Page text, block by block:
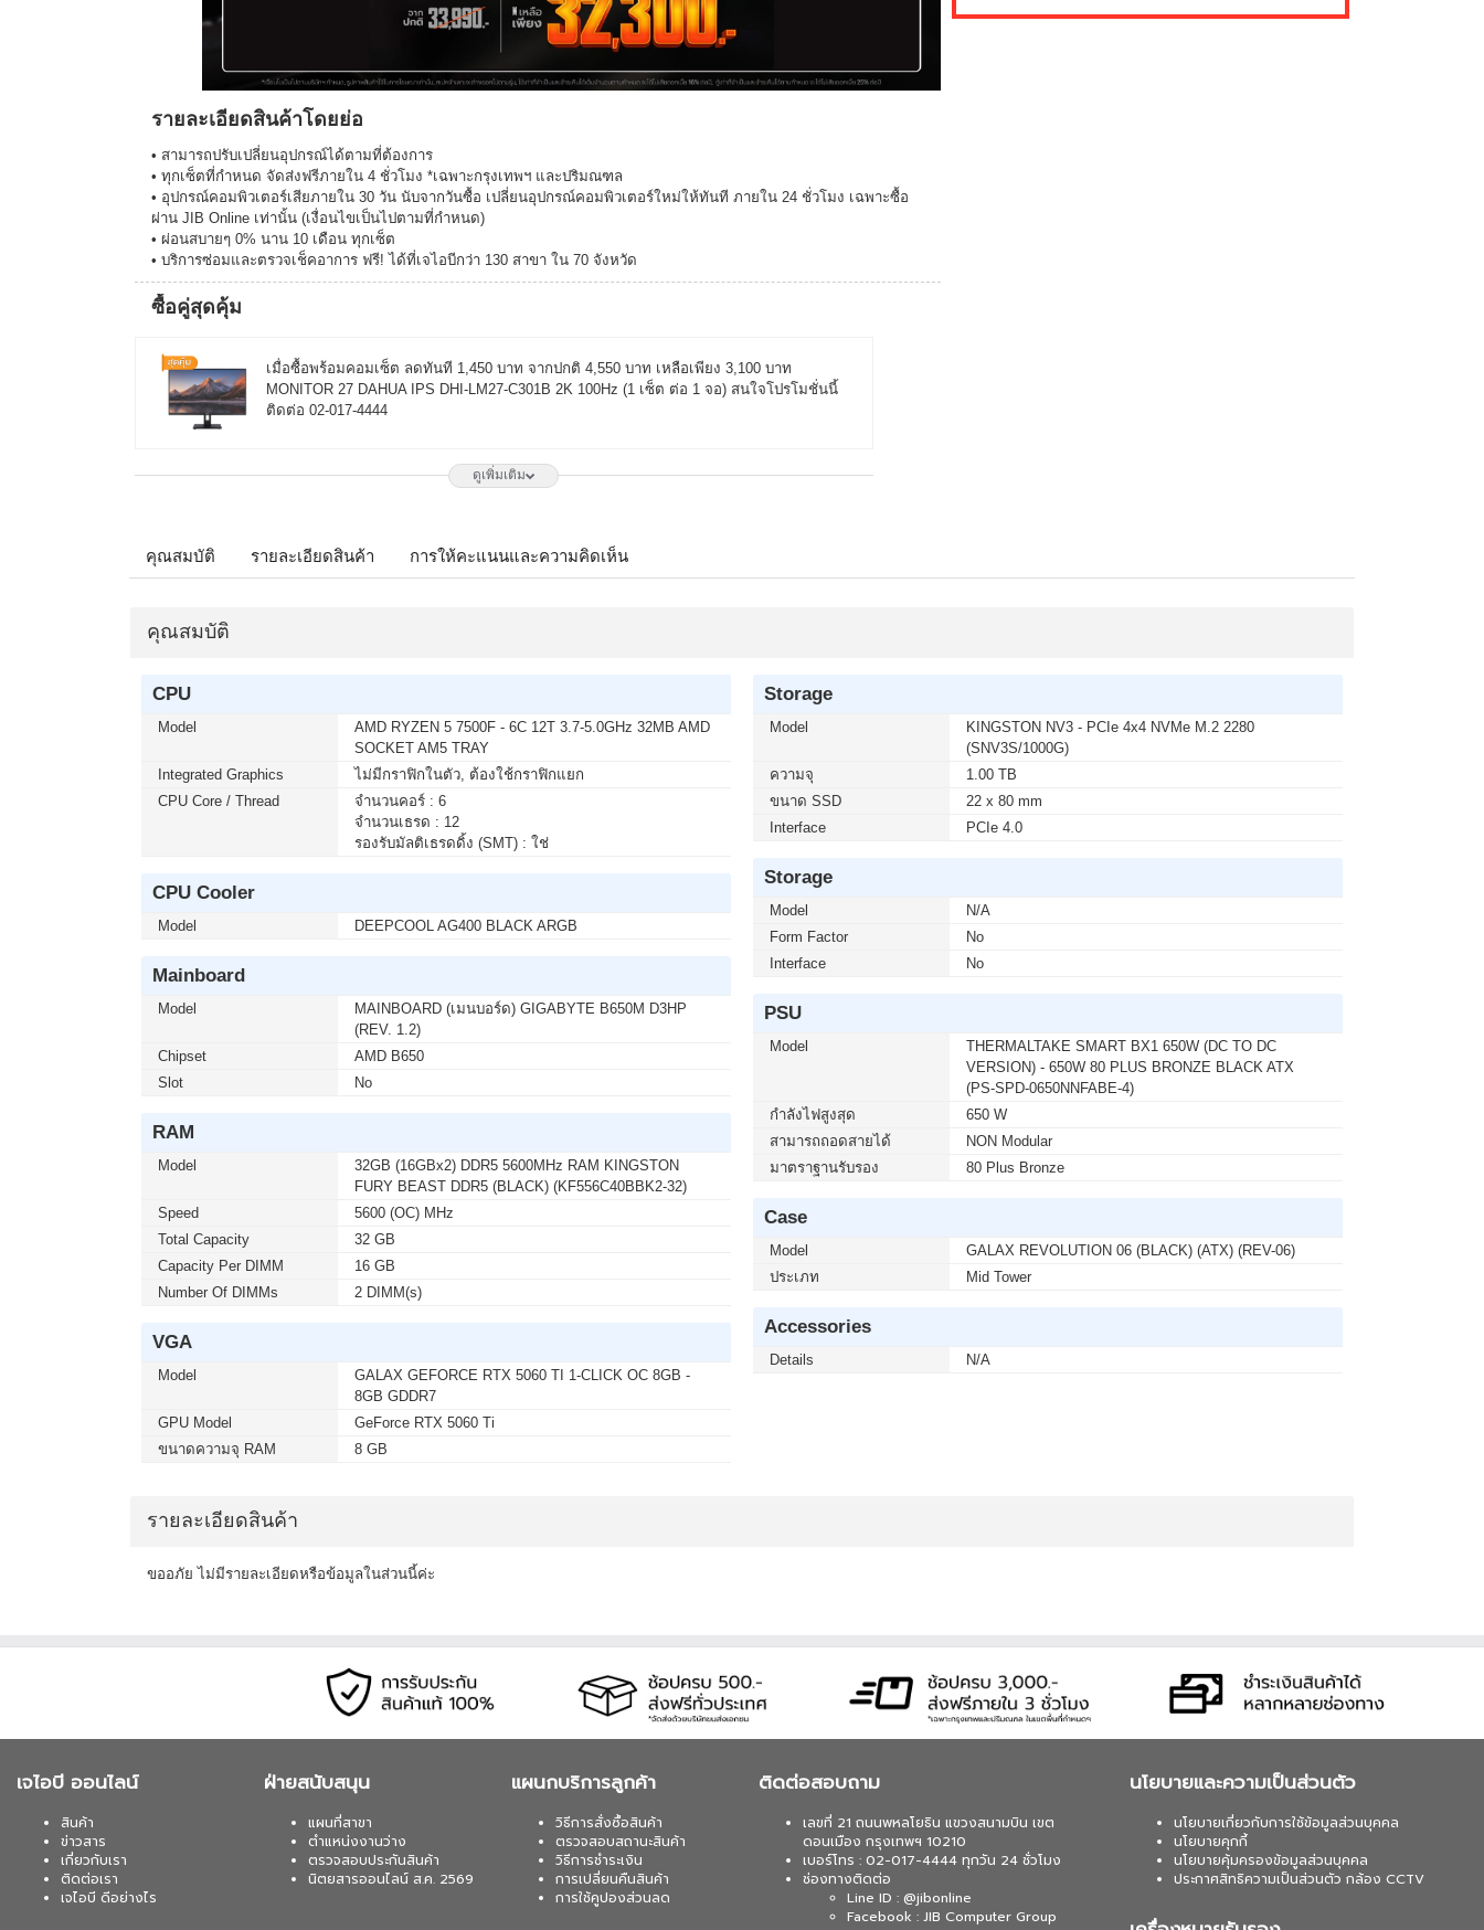
รายละเอียดสินค้าโดยย่อ
• สามารถปรับเปลี่ยนอุปกรณ์ได้ตามที่ต้องการ
• ทุกเซ็ตที่กำหนด จัดส่งฟรีภายใน 4 ชั่วโมง *เฉพาะกรุงเทพฯ และปริมณฑล
• อุปกรณ์คอมพิวเตอร์เสียภายใน 30 วัน นับจากวันซื้อ เปลี่ยนอุปกรณ์คอมพิวเตอร์ใหม่ให้ทันที ภายใน 24 ชั่วโมง เฉพาะซื้อ
ผ่าน JIB Online เท่านั้น (เงื่อนไขเป็นไปตามที่กำหนด)
• ผ่อนสบายๆ 0% นาน 10 เดือน ทุกเซ็ต
• บริการซ่อมและตรวจเช็คอาการ ฟรี! ได้ที่เจไอบีกว่า 130 สาขา ใน 70 จังหวัด
ซื้อคู่สุดคุ้ม
เมื่อซื้อพร้อมคอมเซ็ต ลดทันที 1,450 บาท จากปกติ 4,550 บาท เหลือเพียง 3,100 บาท
MONITOR 27 DAHUA IPS DHI-LM27-C301B 2K 100Hz (1 เซ็ต ต่อ 1 จอ) สนใจโปรโมชั่นนี้
ติดต่อ 02-017-4444
เมื่อซื้อพร้อมคอมเซ็ต ลดทันที 950 บาท จากปกติ 3,750 บาท เหลือเพียง 2,800 บาท
เมื่อซื้อพร้อมคอมเซ็ต ลดทันที 490 บาท จากปกติ 2,790 บาท เหลือเพียง 2,300 บาท
MONITOR 23.8 MSI IPS PRO MP243L E14 144Hz FREESYNC (1 เซ็ต ต่อ 1 จอ) สนใจโปร
โมชั่นนี้ ติดต่อ 02-017-4444
บริการ Onsite Service ติดตั้งคอมพิวเตอร์ถึงบ้านคุณ เมื่อซื้อพร้อมคอมเซ็ต ลดทันที 200 บาท
จากปกติ 1,000 บาท เหลือเพียง 800 บาท (เฉพาะกรุงเทพฯ และปริมณฑล) สนใจโปรโมชั่นนี้
เมื่อซื้อพร้อมคอมเซ็ต ลดทันที 790 บาท จากปกติ 3,590 บาท เหลือเพียง 2,800 บาท
โมชั่นนี้ ติดต่อ 02-017-4444
เมื่อซื้อพร้อมคอมเซ็ต ลดทันที 1,050 บาท จากปกติ 3,950 บาท เหลือเพียง 2,900 บาท
MONITOR 24.5 GIGABYTE IPS GS25F2A SPEAKERS 240Hz (1 เซ็ต ต่อ 1 จอ) สนใจโปร
เมื่อซื้อพร้อมคอมเซ็ต ลดทันที 4,000 บาท จากปกติ 9,900 บาท เหลือเพียง 5,900 บาท
สนใจโปรโมชั่นนี้ ติดต่อ 02-017-4444
เมื่อซื้อพร้อมคอมเซ็ต ลดทันที 400 บาท จากปกติ 4,090 บาท เหลือเพียง 3,690 บาท
เมื่อซื้อพร้อมคอมเซ็ต ลดทันที 400 บาท จากปกติ 4,790 บาท เหลือเพียง 4,390 บาท
เมื่อซื้อพร้อมคอมเซ็ต ลดทันที 750 บาท จากปกติ 5,990 บาท เหลือเพียง 5,240 บาท UPS
SYNDOME (ECO II-2200-LCD) 2000VA/1200WATT(1 เซ็ต ต่อ 1 อัน) สนใจโปรโมชั่นนี้
เมื่อซื้อพร้อมคอมเซ็ต ลดทันที 740 บาท จากปกติ 6,990 บาท เหลือเพียง 6,250 บาท UPS
SYNDOME (ATOM-2000) 2000VA/1200WATT (1 เซ็ต ต่อ 1 อัน) สนใจโปรโมชั่นนี้ ติดต่อ 02-
017-4444
ดูเพิ่มเติม
คุณสมบัติ รายละเอียดสินค้า การให้คะแนนและความคิดเห็น
คุณสมบัติ
CPU
Model
AMD RYZEN 5 7500F - 6C 12T 3.7-5.0GHz 32MB AMD
SOCKET AM5 TRAY
Integrated Graphics
ไม่มีกราฟิกในตัว, ต้องใช้กราฟิกแยก
CPU Core / Thread
จำนวนคอร์ : 6
จำนวนเธรด : 12
รองรับมัลติเธรดดิ้ง (SMT) : ใช่
CPU Cooler
Model DEEPCOOL AG400 BLACK ARGB
Mainboard
Model
MAINBOARD (เมนบอร์ด) GIGABYTE B650M D3HP
(REV. 1.2)
Chipset
AMD B650
Slot
No
RAM
Model
32GB (16GBx2) DDR5 5600MHz RAM KINGSTON
FURY BEAST DDR5 (BLACK) (KF556C40BBK2-32)
Speed
5600 (OC) MHz
Total Capacity
32 GB
Capacity Per DIMM
16 GB
Number Of DIMMs
2 DIMM(s)
VGA
Model
GALAX GEFORCE RTX 5060 TI 1-CLICK OC 8GB -
8GB GDDR7
GPU Model
GeForce RTX 5060 Ti
ขนาดความจุ RAM
8 GB
Storage
Model
KINGSTON NV3 - PCIe 4x4 NVMe M.2 2280
(SNV3S/1000G)
ความจุ
1.00 TB
ขนาด SSD
22 x 80 mm
Interface
PCIe 4.0
Storage
Model
N/A
Form Factor
No
Interface
No
PSU
Model
THERMALTAKE SMART BX1 650W (DC TO DC
VERSION) - 650W 80 PLUS BRONZE BLACK ATX
(PS-SPD-0650NNFABE-4)
กำลังไฟสูงสุด
650 W
สามารถถอดสายได้
NON Modular
มาตราฐานรับรอง
80 Plus Bronze
Case
Model
GALAX REVOLUTION 06 (BLACK) (ATX) (REV-06)
ประเภท
Mid Tower
Accessories
Details N/A
รายละเอียดสินค้า
ขออภัย ไม่มีรายละเอียดหรือข้อมูลในส่วนนี้ค่ะ
เจไอบี ออนไลน์
สินค้า
ข่าวสาร
เกี่ยวกับเรา
ติดต่อเรา
เจไอบี ดีอย่างไร
ฝ่ายสนับสนุน
แผนที่สาขา
ตำแหน่งงานว่าง
ตรวจสอบประกันสินค้า
นิตยสารออนไลน์ ส.ค. 2569
แผนกบริการลูกค้า
วิธีการสั่งซื้อสินค้า
ตรวจสอบสถานะสินค้า
วิธีการชำระเงิน
การเปลี่ยนคืนสินค้า
การใช้คูปองส่วนลด
ติดต่อสอบถาม
เลขที่ 21 ถนนพหลโยธิน แขวงสนามบิน เขต
ดอนเมือง กรุงเทพฯ 10210
เบอร์โทร : 02-017-4444 ทุกวัน 24 ชั่วโมง
ช่องทางติดต่อ
Line ID : @jibonline
Facebook : JIB Computer Group
นโยบายและความเป็นส่วนตัว
นโยบายเกี่ยวกับการใช้ข้อมูลส่วนบุคคล
นโยบายคุกกี้
นโยบายคุ้มครองข้อมูลส่วนบุคคล
ประกาศสิทธิความเป็นส่วนตัว กล้อง CCTV